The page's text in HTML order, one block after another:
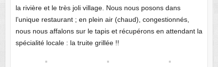
la rivière et le très joli village. Nous nous posons dans
l’unique restaurant ; en plein air (chaud), congestionnés,
nous nous affalons sur le tapis et récupérons en attendant la
spécialité locale : la truite grillée !!